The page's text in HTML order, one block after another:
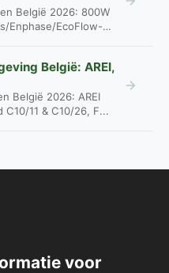
België 2026: 800W
Enphase/EcoFlow-
België: AREI,
België 2026: AREI
11 & C10/26, F...
voor